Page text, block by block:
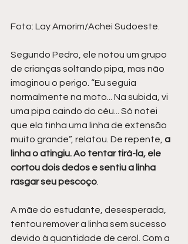
Foto: Lay Amorim/Achei Sudoeste.
Segundo Pedro, ele notou um grupo
de crianças soltando pipa, mas não
imaginou o perigo. “Eu seguia
normalmente na moto... Na subida, vi
uma pipa caindo do céu... Só notei
que ela tinha uma linha de extensão
muito grande”, relatou. De repente, a
linha o atingiu. Ao tentar tirá-la, ele
cortou dois dedos e sentiu a linha
rasgar seu pescoço
A mãe do estudante, desesperada,
tentou remover a linha sem sucesso
devido à quantidade de cerol. Com a